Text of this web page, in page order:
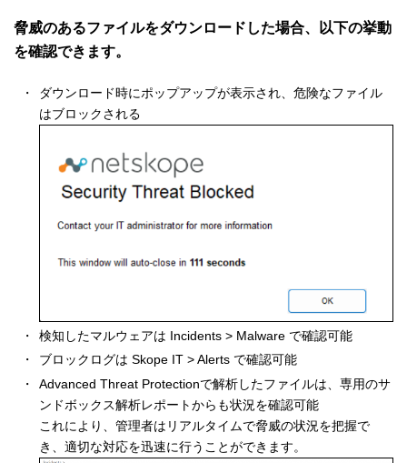
脅威のあるファイルをダウンロードした場合、以下の挙動
を確認できます。
ダウンロード時にポップアップが表示され、危険なファイル
はブロックされる
検知したマルウェアは Incidents > Malware で確認可能
ブロックログは Skope IT > Alerts で確認可能
Advanced Threat Protectionで解析したファイルは、専用のサ
ンドボックス解析レポートからも状況を確認可能
これにより、管理者はリアルタイムで脅威の状況を把握で
き、適切な対応を迅速に行うことができます。